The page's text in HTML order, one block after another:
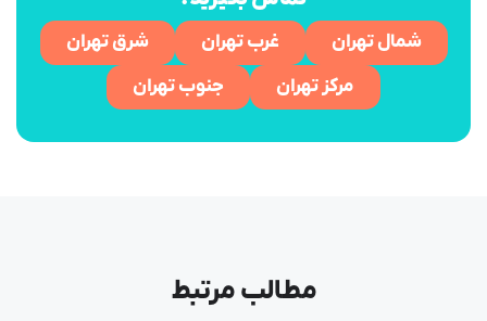
شمال تهران غرب تهران
شرق تهران
مرکز تهران
جنوب تهران
مطالب مرتبط